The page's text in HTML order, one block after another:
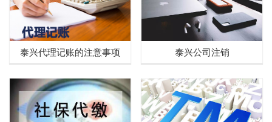
泰兴代理记账的注意事项 泰兴公司注销